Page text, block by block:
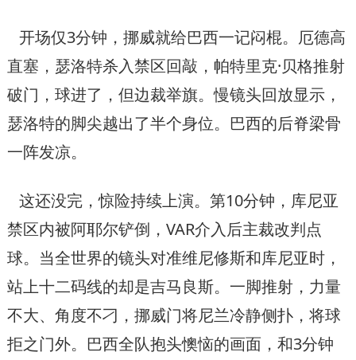
开场仅3分钟，挪威就给巴西一记闷棍。厄德高
直塞，瑟洛特杀入禁区回敲，帕特里克·贝格推射
破门，球进了，但边裁举旗。慢镜头回放显示，
瑟洛特的脚尖越出了半个身位。巴西的后脊梁骨
一阵发凉。
这还没完，惊险持续上演。第10分钟，库尼亚
禁区内被阿耶尔铲倒，VAR介入后主裁改判点
球。当全世界的镜头对准维尼修斯和库尼亚时，
站上十二码线的却是吉马良斯。一脚推射，力量
不大、角度不刁，挪威门将尼兰冷静侧扑，将球
拒之门外。巴西全队抱头懊恼的画面，和3分钟